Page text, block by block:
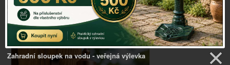
Zahradní sloupek na vodu - veřejná výlevka